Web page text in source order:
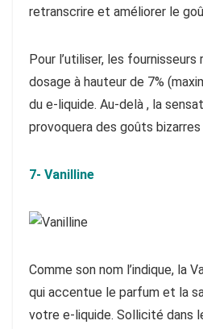
retranscrire et améliorer le
Pour l’utiliser, les
dosage à hauteur de 7%
du e-liquide. Au-delà , la
provoquera des goûts
7- Vanilline
Comme son nom l’indique, la
qui accentue le parfum et la
votre e-liquide. Sollicité dans